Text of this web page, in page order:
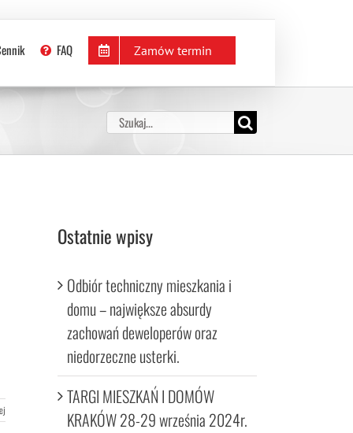
Moje konto KOSZYK
FAQ Zamów termin
Szukaj
Ostatnie wpisy
Odbiór techniczny mieszkania i
domu – największe absurdy
zachowań deweloperów oraz
niedorzeczne usterki.
TARGI MIESZKAŃ I DOMÓW
KRAKÓW 28-29 września 2024r.